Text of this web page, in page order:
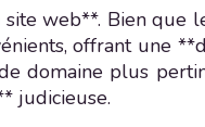
web**. Bien que
offrant une
domaine plus
judicieuse.